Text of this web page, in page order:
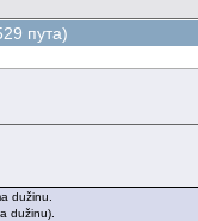
пута)
dužinu.
dužinu).